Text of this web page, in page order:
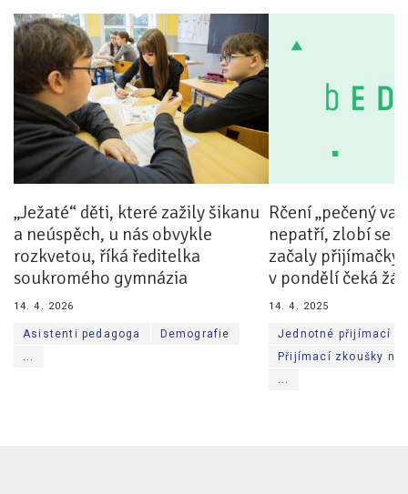
Pro zřizovatele
Konference Lepší škola
Kápézetka - průvodce pro zřizovatele
Klub zřizovatelů
O nás
O nás
Partneři a dárci
„Ježaté“ děti, které zažily šikanu
a neúspěch, u nás obvykle
rozkvetou, říká ředitelka
soukromého gymnázia
14. 4. 2026
Asistenti pedagoga
Demografie
...
Rčení „pečený
nepatří, zlobí se
začaly přijímačky
v pondělí čeká
14. 4. 2025
Jednotné přijímací
Přijímací zkoušky na
...